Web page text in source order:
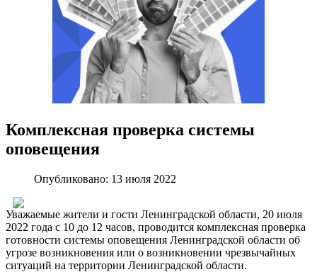
Комплексная проверка системы
оповещения
Опубликовано: 13 июля 2022
Уважаемые жители и гости Ленинградской области, 20 июля
2022 года с 10 до 12 часов, проводится комплексная проверка
готовности системы оповещения Ленинградской области об
угрозе возникновения или о возникновении чрезвычайных
ситуаций на территории Ленинградской области.